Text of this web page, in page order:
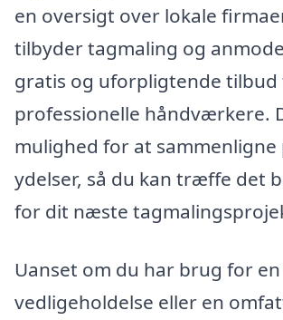
en oversigt over lokale
tilbyder tagmaling og
gratis og uforpligtende tilbud
professionelle håndværkere.
mulighed for at sammenligne
ydelser, så du kan træffe det
for dit næste
Uanset om du har brug for
vedligeholdelse eller en